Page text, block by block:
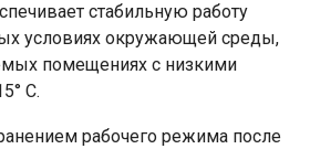
стабильную работу
условиях окружающей среды,
помещениях с низкими
С.
рабочего режима после